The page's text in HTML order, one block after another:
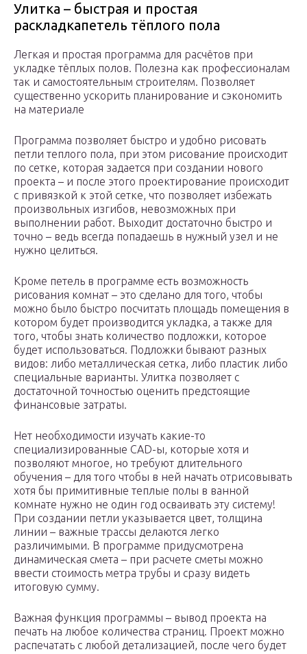
Улитка – быстрая и простая
раскладкапетель тёплого пола
Легкая и простая программа для расчётов при
укладке тёплых полов. Полезна как профессионалам
так и самостоятельным строителям. Позволяет
существенно ускорить планирование и сэкономить
на материале
Программа позволяет быстро и удобно рисовать
петли теплого пола, при этом рисование происходит
по сетке, которая задается при создании нового
проекта – и после этого проектирование происходит
с привязкой к этой сетке, что позволяет избежать
произвольных изгибов, невозможных при
выполнении работ. Выходит достаточно быстро и
точно – ведь всегда попадаешь в нужный узел и не
нужно целиться.
Кроме петель в программе есть возможность
рисования комнат – это сделано для того, чтобы
можно было быстро посчитать площадь помещения в
котором будет производится укладка, а также для
того, чтобы знать количество подложки, которое
будет использоваться. Подложки бывают разных
видов: либо металлическая сетка, либо пластик либо
специальные варианты. Улитка позволяет с
достаточной точностью оценить предстоящие
финансовые затраты.
Нет необходимости изучать какие-то
специализированные CAD-ы, которые хотя и
позволяют многое, но требуют длительного
обучения – для того чтобы в ней начать отрисовывать
хотя бы примитивные теплые полы в ванной
комнате нужно не один год осваивать эту систему!
При создании петли указывается цвет, толщина
линии – важные трассы делаются легко
различимыми. В программе придусмотрена
динамическая смета – при расчете сметы можно
ввести стоимость метра трубы и сразу видеть
итоговую сумму.
Важная функция программы – вывод проекта на
печать на любое количества страниц. Проект можно
распечатать с любой детализацией, после чего будет